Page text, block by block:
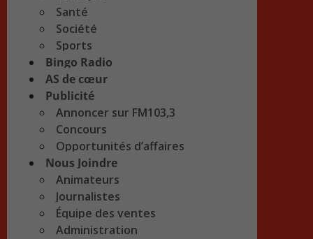
Santé
Société
Sports
Bingo Radio
AS de cœur
Publicité
Annoncer sur FM103,3
Concours
Opportunités d’affaires
Nous Joindre
Animateurs
Journalistes
Équipe des ventes
Administration